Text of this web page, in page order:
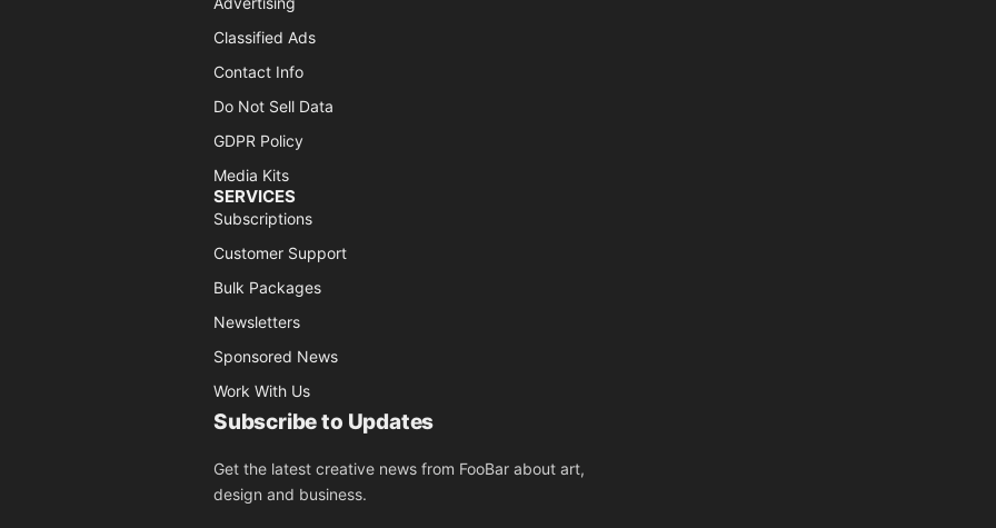
Classified Ads
Contact Info
Do Not Sell Data
GDPR Policy
Media Kits
SERVICES
Subscriptions
Customer Support
Bulk Packages
Newsletters
Sponsored News
Work With Us
Subscribe to Updates
Get the latest creative news from FooBar about art,
design and business.